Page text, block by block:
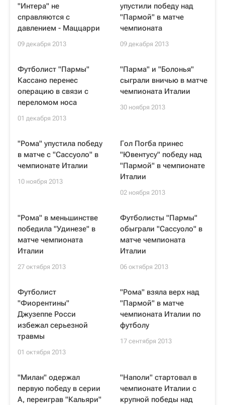
"Интера" не
справляются с
давлением - Маццарри
09 декабря 2013
упустили победу над
"Пармой" в матче
чемпионата
09 декабря 2013
Футболист "Пармы"
Кассано перенес
операцию в связи с
переломом носа
01 декабря 2013
"Парма" и "Болонья"
сыграли вничью в матче
чемпионата Италии
30 ноября 2013
"Рома" упустила победу
в матче с "Сассуоло" в
чемпионате Италии
10 ноября 2013
Гол Погба принес
"Ювентусу" победу над
"Пармой" в чемпионате
Италии
02 ноября 2013
"Рома" в меньшинстве
победила "Удинезе" в
матче чемпионата
Италии
27 октября 2013
Футболисты "Пармы"
обыграли "Сассуоло" в
матче чемпионата
Италии
06 октября 2013
Футболист
"Фиорентины"
Джузеппе Росси
избежал серьезной
травмы
01 октября 2013
"Рома" взяла верх над
"Пармой" в матче
чемпионата Италии по
футболу
17 сентября 2013
"Милан" одержал
первую победу в серии
А, переиграв "Кальяри"
"Наполи" стартовал в
чемпионате Италии с
крупной победы над